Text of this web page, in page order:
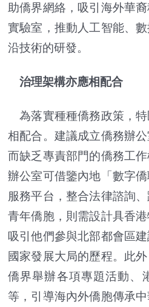
助僑界網絡，吸引海外華
實驗室，推動人工智能、
沿技術的研發。
治理架構亦應相配合
為落實種種僑務政策，
相配合。建議成立僑務辦
而缺乏專責部門的僑務工
辦公室可借鑒內地「數字
服務平台，整合法律諮詢
青年僑胞，則需設計具香
吸引他們參與北部都會區
國家發展大局的歷程。此
僑界舉辦各項專題活動、
等，引導海內外僑胞傳承